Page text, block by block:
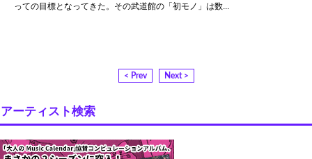
っての目標となってきた。その武道館の「初モノ」は数...
< Prev Next >
アーティスト検索